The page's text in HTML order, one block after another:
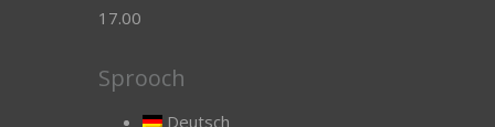
17.00
Sprooch
Deutsch